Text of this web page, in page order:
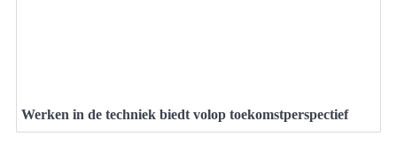
Werken in de techniek biedt volop toekomstperspectief